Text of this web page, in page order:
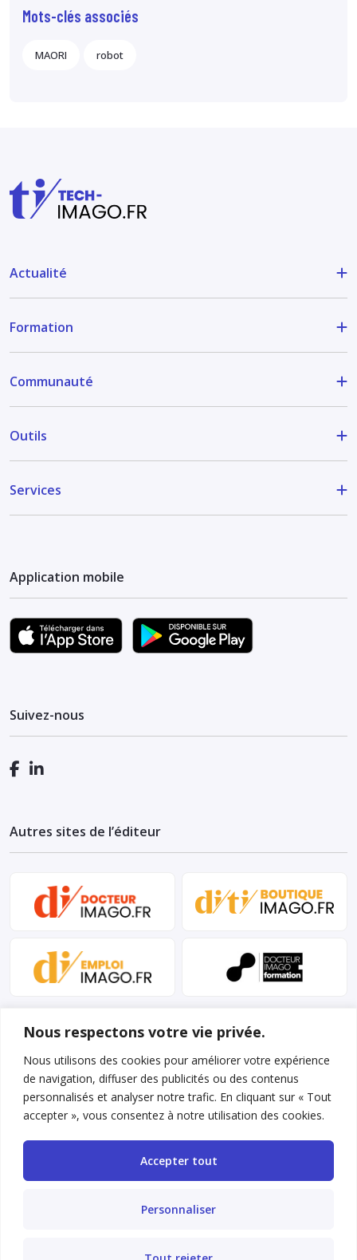
Nous respectons votre vie privée.
Nous utilisons des cookies pour améliorer votre expérience
de navigation, diffuser des publicités ou des contenus
personnalisés et analyser notre trafic. En cliquant sur « Tout
accepter », vous consentez à notre utilisation des cookies.
Personnaliser
Accepter tout
Mots-clés associés
MAORI robot
Actualité
Formation
Communauté
Outils
Services
Application mobile
Suivez-nous
Autres sites de l’éditeur
Mentions légales et conditions d’utilisation
Charte déontologique
Gestion des cookies
Politique de confidentialité